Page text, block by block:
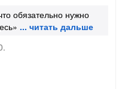
обязательно нужно